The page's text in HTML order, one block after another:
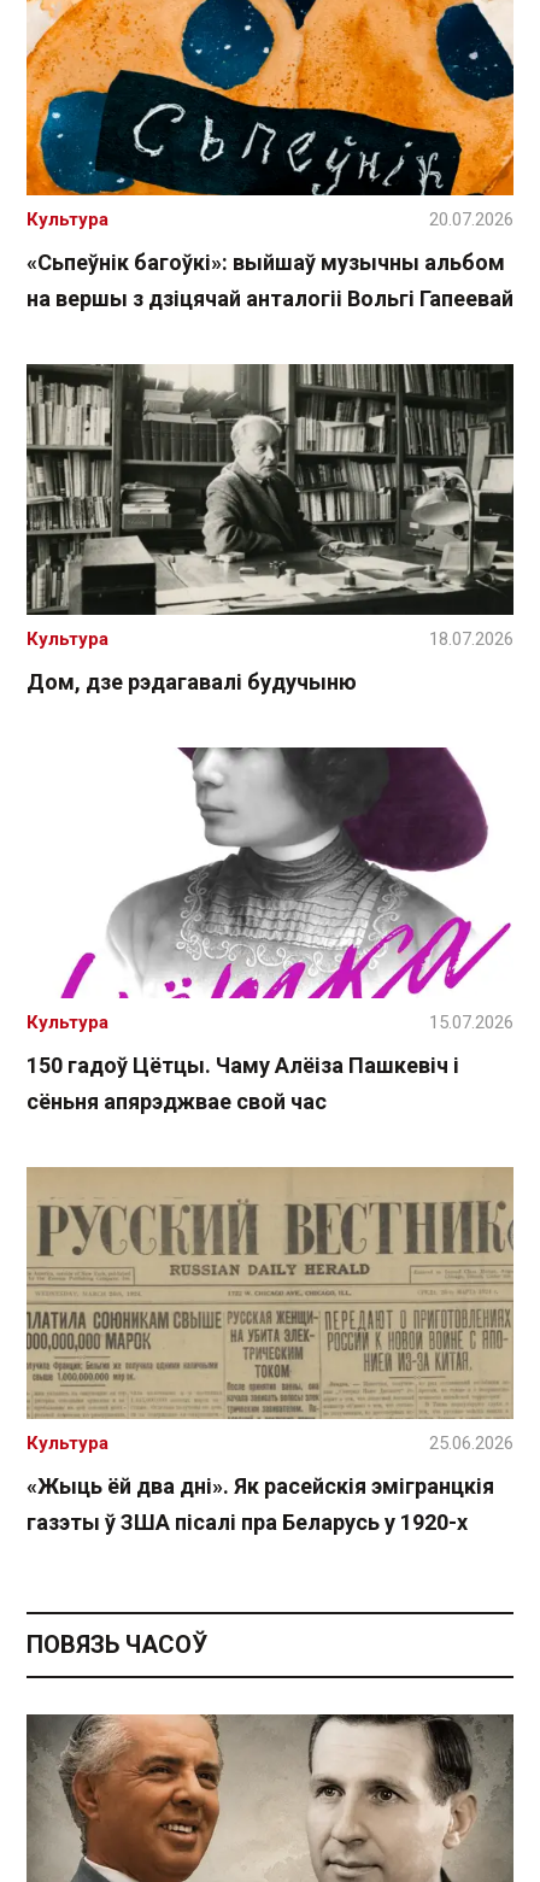
«Сьпеўнік багоўкі»: выйшаў музычны альбом
на вершы з дзіцячай анталогіі Вольгі Гапеевай
Культура 20.07.2026
Дом, дзе рэдагавалі будучыню
Культура 18.07.2026
150 гадоў Цётцы. Чаму Алёіза Пашкевіч і
сёньня апярэджвае свой час
Культура 15.07.2026
«Жыць ёй два дні». Як расейскія эмігранцкія
газэты ў ЗША пісалі пра Беларусь у 1920-х
Культура 25.06.2026
ПОВЯЗЬ ЧАСОЎ